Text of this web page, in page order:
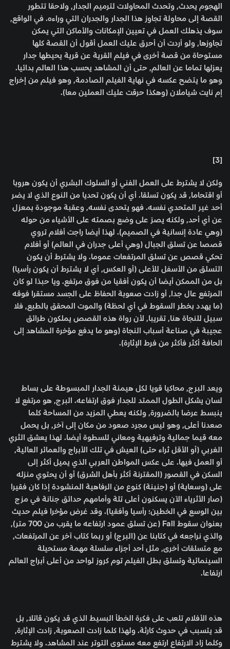
الهجوم يحدث, وتحدث المحاولات لترميم الجدار, ولاحقا تتطور
القصة إلى محاولة تجاوز هذا الجدار والجدران التي وراءه. في الواقع,
سوف يذهلك العمل في تعيين الإمكانات والأماكن التي يمكن
تجاوزها, ولو أردت أن أحرق عليك العمل أقول أن القصة كلها
مستوحاة من قصة أخرى في فيلم القرية عن قرية يحيطها جدار
يعزلها تماما عن العالم, حتى أن المشاهد يحسب هذا العالم بدائيا.
وهو ما يتضح عكسه في نهاية الفيلم الصادمة, وهو فيلم من إخراج
إم نايت شياملان (وهكذا حرقت عليك العملين معا).
[3]
ولكن لا يشترط على العمل الفني أو السلوك البشري أن يكون هروبا
أو اقتحاما, قد يكون تسلقا. أي أن يكون تحديا من النوع الذي لا يضر
أحد غير المتحدي نفسه. فهو يتحدى نفسه, وعقبة موجودة بمعزل
عن أي أحد, ولكنه يصرّ على وضع بصمته على الأشياء من حوله
(وهي عادة إنسانية في الصميم). لهذا أيضا راجت أفلام تروي
قصصا عن تسلق الجبال (وهي أعلى جدران في العالم) أو أفلام
تحكي قصص عن تسلق المرتفعات عموما. ولا يشترط أن يكون
التسلق من الأسفل للأعلى (أو العكس, أي لا يشترط أن يكون رأسيا)
بل من الممكن أيضا أن يكون أفقيا من فوق مرتفع. ويا حبذا لو كان
المرتفع عال جدا, أو زادت صعوبة الحفاظ على الجسد مستقرا فوقه
(ما يهدد بخطر السقوط في أي لحظة) والموت المحقق بالطبع, فلا
سبيل للنجاة هنا, تقريبا, لأن رواة هذه القصص يملكون طرائق
عجيبة في صناعة أسباب النجاة (وهو ما يدفع مؤخرة المشاهد إلى
الحافة أكثر فأكثر من فرط الإثارة).
ويعد البرج, محاكيا قويا لكل هيمنة الجدار المبسوطة على بساط
لسان يشكل الطول الممتد للجدار فوق ارتفاعه. البرج, هو مرتفع لا
ينبسط عرضا بالضرورة, ولكنه يعطي المزيد من المساحة كلما
صعدنا أعلى, وهو ليس مجرد صعود من مكان إلى آخر, بل يحمل
معه قيما جمالية وترفيهية ومعاني للسطوة أيضا. لهذا يعشق الثري
الغربي (أو الأقل ثراء حتى) العيش في تلك الأبراج والعمائر العالية,
أو العمل فيها. على عكس المواطن العربي الذي يميل أكثر إلى
السكن في القصور (المقترنة أكثر بأهل الشرق) أو أن يحتوي منزله
على (وسعاية) أو (جنينة) كنوع من الرفاهية المنشودة إذا كان فقيرا
(صار الأثرياء الآن يسكنون أعلى تلة وأمامهم حدائق جنانة في مزج
بين الوسع في الخطين؛ رأسيا وأفقيا). وقد عُرض مؤخرا فيلم حديث
بعنوان سقوط Fall (عن تسلق عمود ارتفاعه ما يقرب من 700 متر),
والذي نراجعه في كتابنا عن (البرج) أو ربما كتاب آخر عن المرتفعات,
مع متسلقات أخرى, مثل أحد أجزاء سلسلة مهمة مستحيلة
السينمائية وتسلق بطل الفيلم توم كروز لواحد من أعلى أبراج العالم
ارتفاعا.
هذه الأفلام تلعب على فكرة الخطأ البسيط الذي قد يكون قاتلا, بل
قد يتسبب في حدوث كارثة. ولهذا كلما زادت الصعوبة, زادت الإثارة,
وكلما زاد الارتفاع ارتفع معه مستوى التوتر عند المشاهد. ولا يشترط